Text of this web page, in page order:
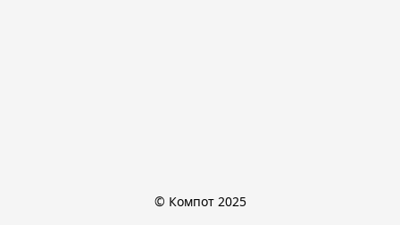
© Компот 2025